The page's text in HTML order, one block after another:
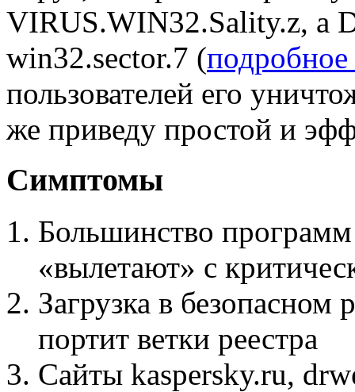
VIRUS.WIN32.Sality.z, а
win32.sector.7 (
пользователей его
же приведу простой и
Симптомы
Большинство программ
«вылетают» с
Загрузка в
портит ветки реестра
Сайты kaspersky.ru,